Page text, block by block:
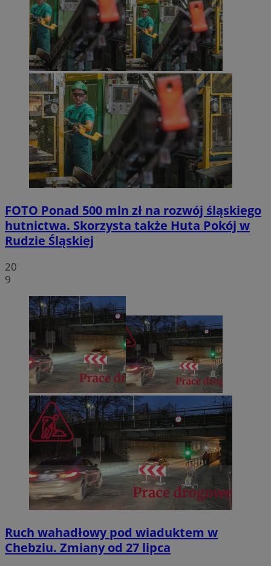
FOTO Ponad 500 mln zł na rozwój śląskiego
hutnictwa. Skorzysta także Huta Pokój w
Rudzie Śląskiej
20
9
Ruch wahadłowy pod wiaduktem w
Chebziu. Zmiany od 27 lipca